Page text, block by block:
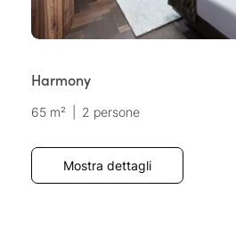
Harmony
65 m² 2 persone
Mostra dettagli